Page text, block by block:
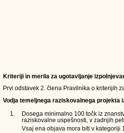
Kriteriji in merila za ugotavljanje
Prvi odstavek 2. člena Pravilnika o kriterijih
Vodja temeljnega raziskovalnega projekta
1.
Dosega minimalno 100 točk iz
raziskovalne uspešnosti, v zadnjih
Vsaj ena objava mora biti v kategoriji